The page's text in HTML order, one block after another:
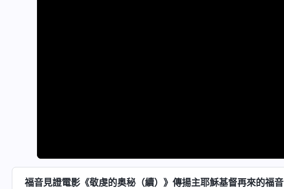
福音見證電影《敬虔的奥秘（續）》傳揚主耶穌基督再來的福音